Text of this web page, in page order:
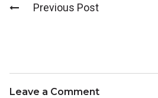
Post
Previous Post
Leave a Comment